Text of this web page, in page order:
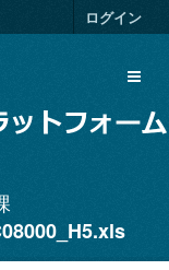
ログイン